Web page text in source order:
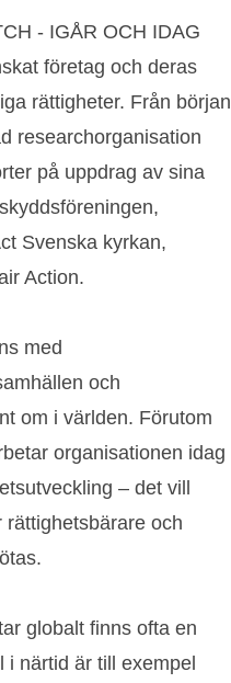
- IGÅR OCH IDAG
företag och deras
rättigheter. Från början
researchorganisation
på uppdrag av sina
Svenska kyrkan,
Action.
med
och
om i världen. Förutom
organisationen idag
– det vill
och
globalt finns ofta en
närtid är till exempel